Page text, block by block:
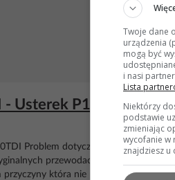
- Usterek P1517 po
Problem dotyczy usterkiP1517Po
przewodach zasilających
która nie pozwala odpalić
Twoje dane
urządzenia
mogą być
i nasi
Lista
Niektórzy
podstawie
zmieniając
wycofanie w
znajdziesz u